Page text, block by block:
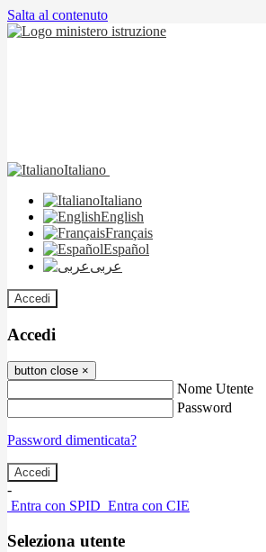
Salta al contenuto
Italiano
Italiano
English
Français
Español
عربى
Accedi
Accedi
button close ×
Nome Utente
Password
Password dimenticata?
-
Entra con SPID Entra con CIE
Seleziona utente